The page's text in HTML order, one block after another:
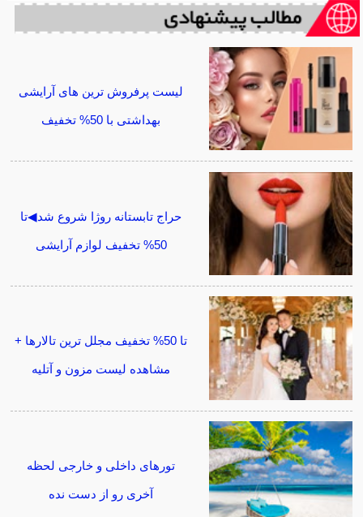
لیست پرفروش ترین های آرایشی
بهداشتی با 50% تخفیف
حراج تابستانه روژا شروع شد◀تا
50% تخفیف لوازم آرایشی
تا 50% تخفیف مجلل ترین تالارها +
مشاهده لیست مزون و آتلیه
تورهای داخلی و خارجی لحظه
آخری رو از دست نده